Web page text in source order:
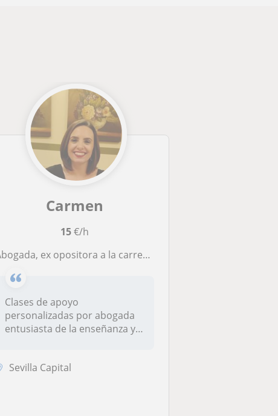
Carmen
15€/h
Abogada, ex opositora a la carrera judicial y fiscal durante 6 años, imparto clases online de Derecho así como de asignaturas jurídicas de otras carreras.
Clases de apoyo
personalizadas por abogada
entusiasta de la enseñanza y
Sevilla Capital